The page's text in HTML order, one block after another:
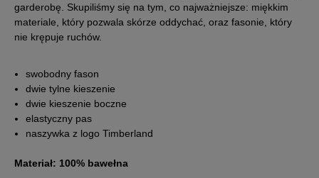
garderobę. Skupiliśmy się na tym, co najważniejsze: miękkim
materiale, który pozwala skórze oddychać, oraz fasonie, który
nie krępuje ruchów.
swobodny fason
dwie tylne kieszenie
dwie kieszenie boczne
elastyczny pas
naszywka z logo Timberland
Materiał: 100% bawełna